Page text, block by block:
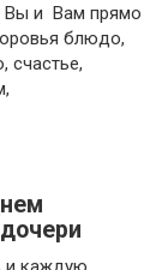
Вы и​ ​ Вам прямо​
блюдо,​
счастье,